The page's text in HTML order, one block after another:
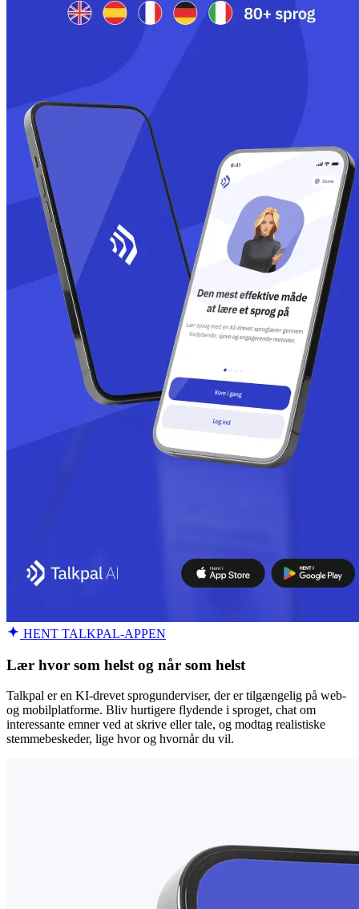
HENT TALKPAL-APPEN
Lær hvor som helst og når som helst
Talkpal er en KI-drevet sprogunderviser, der er tilgængelig på web-
og mobilplatforme. Bliv hurtigere flydende i sproget, chat om
interessante emner ved at skrive eller tale, og modtag realistiske
stemmebeskeder, lige hvor og hvornår du vil.